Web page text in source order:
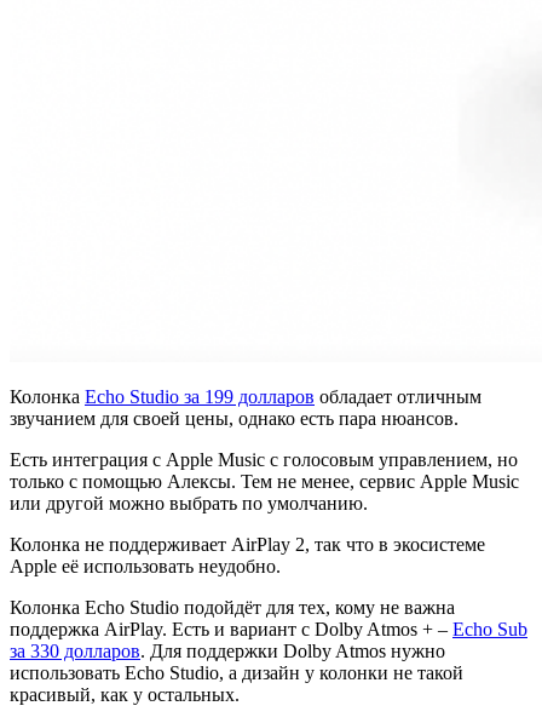
Колонка Echo Studio за 199 долларов обладает отличным
звучанием для своей цены, однако есть пара нюансов.
Есть интеграция с Apple Music с голосовым управлением, но
только с помощью Алексы. Тем не менее, сервис Apple Music
или другой можно выбрать по умолчанию.
Колонка не поддерживает AirPlay 2, так что в экосистеме
Apple её использовать неудобно.
Колонка Echo Studio подойдёт для тех, кому не важна
поддержка AirPlay. Есть и вариант с Dolby Atmos + – Echo Sub
за 330 долларов. Для поддержки Dolby Atmos нужно
использовать Echo Studio, а дизайн у колонки не такой
красивый, как у остальных.